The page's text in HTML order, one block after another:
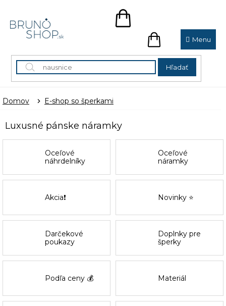
obsah
Hľadať
NÁKUPNÝ
NÁKUPNÝ
KOŠÍK
Domov E-shop so šperkami
Luxusné pánske náramky
Oceľové
náhrdelníky
Oceľové
náramky
Akcia❗ Novinky ⭐
Darčekové
poukazy
Doplnky pre
šperky
Podľa ceny 💰 Materiál